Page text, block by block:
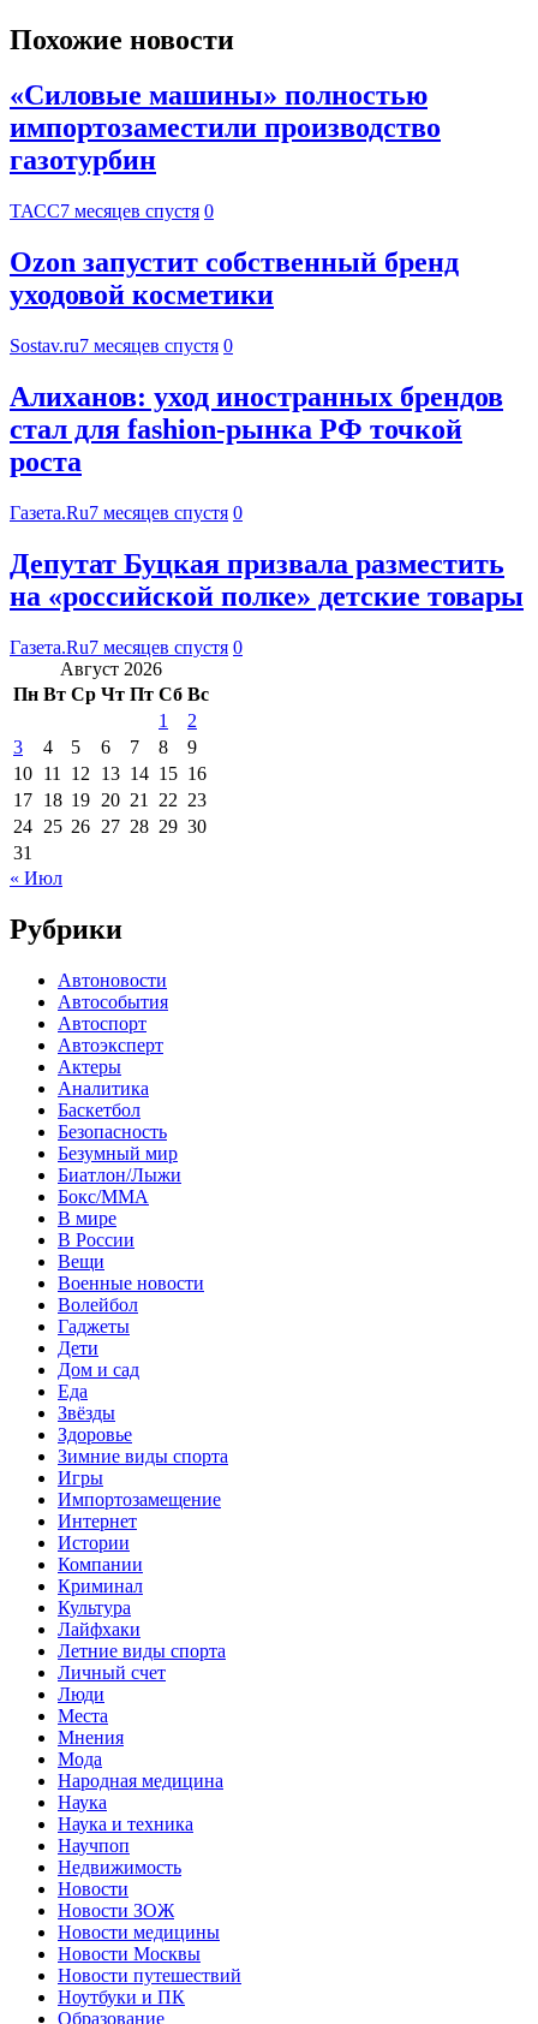
Похожие новости
«Силовые машины» полностью
импортозаместили производство
газотурбин
ТАСС7 месяцев спустя 0
Ozon запустит собственный бренд
уходовой косметики
Sostav.ru7 месяцев спустя 0
Алиханов: уход иностранных брендов
стал для fashion-рынка РФ точкой
роста
Газета.Ru7 месяцев спустя 0
Депутат Буцкая призвала разместить
на «российской полке» детские товары
Газета.Ru7 месяцев спустя 0
Август 2026
Пн Вт Ср Чт Пт Сб Вс
1
2
3
4 5 6 7 8
9
10 11 12 13 14 15 16
17 18 19 20 21 22 23
24 25 26 27 28 29 30
31
« Июл
Рубрики
Автоновости
Автособытия
Автоспорт
Автоэксперт
Актеры
Аналитика
Баскетбол
Безопасность
Безумный мир
Биатлон/Лыжи
Бокс/MMA
В мире
В России
Вещи
Военные новости
Волейбол
Гаджеты
Дети
Дом и сад
Еда
Звёзды
Здоровье
Зимние виды спорта
Игры
Импортозамещение
Интернет
Истории
Компании
Криминал
Культура
Лайфхаки
Летние виды спорта
Личный счет
Люди
Места
Мнения
Мода
Народная медицина
Наука
Наука и техника
Научпоп
Недвижимость
Новости
Новости ЗОЖ
Новости медицины
Новости Москвы
Новости путешествий
Ноутбуки и ПК
Образование